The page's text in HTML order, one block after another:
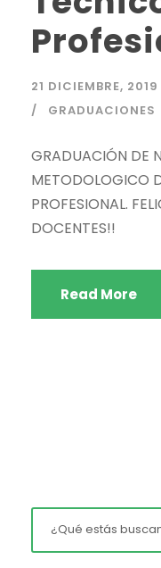
21 DICIEMBRE, 2019
GRADUACIONES
GRADUACIÓN DE
METODOLOGICO
PROFESIONAL.
DOCENTES!!
Read More